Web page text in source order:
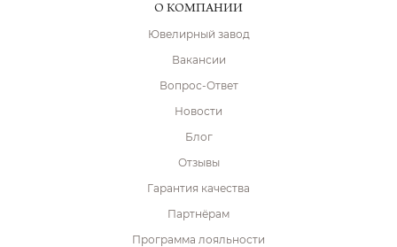
О КОМПАНИИ
Ювелирный завод
Вакансии
Вопрос-Ответ
Новости
Блог
Отзывы
Гарантия качества
Партнёрам
Программа лояльности